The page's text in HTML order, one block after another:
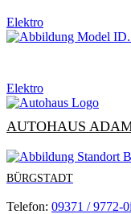
Elektro
Elektro
AUTOHAUS
BÜRGSTADT
Telefon: 09371 / 9772-0